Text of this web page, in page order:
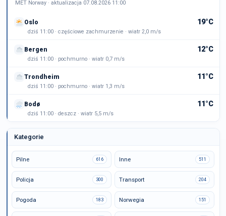
MET Norway · aktualizacja 07.08.2026 11:00
Oslo 19°C
dziś 11:00 · częściowe zachmurzenie · wiatr 2,0 m/s
Bergen 12°C
dziś 11:00 · pochmurno · wiatr 0,7 m/s
Trondheim 11°C
dziś 11:00 · pochmurno · wiatr 1,3 m/s
Bodø 11°C
dziś 11:00 · deszcz · wiatr 5,5 m/s
Kategorie
Pilne 616 Inne 511
Policja 300 Transport 204
Pogoda 183 Norwegia 151